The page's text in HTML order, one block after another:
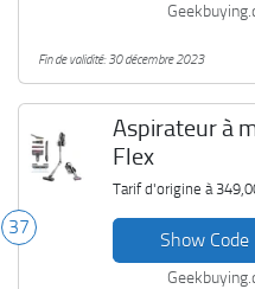
Fin de validité: 30 décembre 2023
37
Aspirateur à
Flex
Tarif d'origine à
Show Code